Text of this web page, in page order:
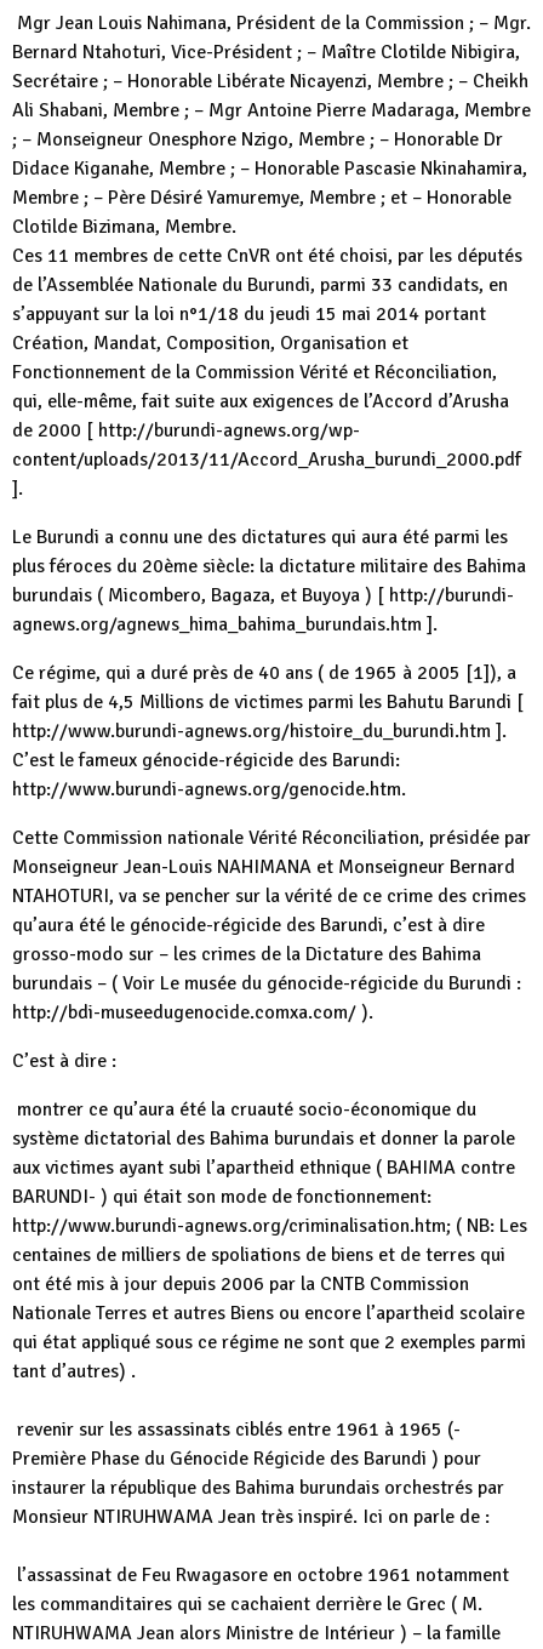
Mgr Jean Louis Nahimana, Président de la Commission ; – Mgr.
Bernard Ntahoturi, Vice-Président ; – Maître Clotilde Nibigira,
Secrétaire ; – Honorable Libérate Nicayenzi, Membre ; – Cheikh
Ali Shabani, Membre ; – Mgr Antoine Pierre Madaraga, Membre
; – Monseigneur Onesphore Nzigo, Membre ; – Honorable Dr
Didace Kiganahe, Membre ; – Honorable Pascasie Nkinahamira,
Membre ; – Père Désiré Yamuremye, Membre ; et – Honorable
Clotilde Bizimana, Membre.
Ces 11 membres de cette CnVR ont été choisi, par les députés
de l’Assemblée Nationale du Burundi, parmi 33 candidats, en
s’appuyant sur la loi n°1/18 du jeudi 15 mai 2014 portant
Création, Mandat, Composition, Organisation et
Fonctionnement de la Commission Vérité et Réconciliation,
qui, elle-même, fait suite aux exigences de l’Accord d’Arusha
de 2000 [ http://burundi-agnews.org/wp-
content/uploads/2013/11/Accord_Arusha_burundi_2000.pdf
].
Le Burundi a connu une des dictatures qui aura été parmi les
plus féroces du 20ème siècle: la dictature militaire des Bahima
burundais ( Micombero, Bagaza, et Buyoya ) [ http://burundi-
agnews.org/agnews_hima_bahima_burundais.htm ].
Ce régime, qui a duré près de 40 ans ( de 1965 à 2005 [1]), a
fait plus de 4,5 Millions de victimes parmi les Bahutu Barundi [
http://www.burundi-agnews.org/histoire_du_burundi.htm ].
C’est le fameux génocide-régicide des Barundi:
http://www.burundi-agnews.org/genocide.htm.
Cette Commission nationale Vérité Réconciliation, présidée par
Monseigneur Jean-Louis NAHIMANA et Monseigneur Bernard
NTAHOTURI, va se pencher sur la vérité de ce crime des crimes
qu’aura été le génocide-régicide des Barundi, c’est à dire
grosso-modo sur – les crimes de la Dictature des Bahima
burundais – ( Voir Le musée du génocide-régicide du Burundi :
http://bdi-museedugenocide.comxa.com/ ).
C’est à dire :
montrer ce qu’aura été la cruauté socio-économique du
système dictatorial des Bahima burundais et donner la parole
aux victimes ayant subi l’apartheid ethnique ( BAHIMA contre
BARUNDI- ) qui était son mode de fonctionnement:
http://www.burundi-agnews.org/criminalisation.htm; ( NB: Les
centaines de milliers de spoliations de biens et de terres qui
ont été mis à jour depuis 2006 par la CNTB Commission
Nationale Terres et autres Biens ou encore l’apartheid scolaire
qui état appliqué sous ce régime ne sont que 2 exemples parmi
tant d’autres) .
revenir sur les assassinats ciblés entre 1961 à 1965 (-
Première Phase du Génocide Régicide des Barundi ) pour
instaurer la république des Bahima burundais orchestrés par
Monsieur NTIRUHWAMA Jean très inspiré. Ici on parle de :
l’assassinat de Feu Rwagasore en octobre 1961 notamment
les commanditaires qui se cachaient derrière le Grec ( M.
NTIRUHWAMA Jean alors Ministre de Intérieur ) – la famille